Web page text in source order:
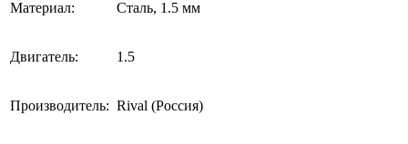
Материал: Сталь, 1.5 мм
Двигатель: 1.5
Производитель: Rival (Россия)